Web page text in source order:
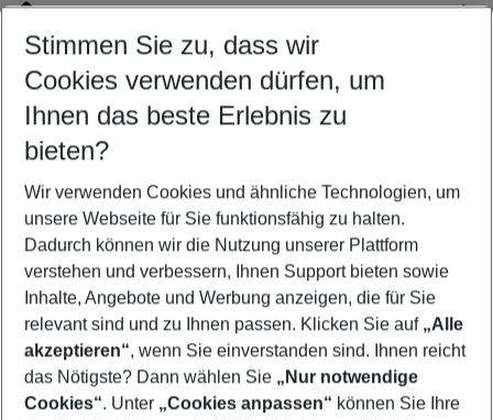
Location
Customize your offer
Find the perfect deal which suits your best
Your departure airport
Any airport
Select your date range
09/08/26–07/08/27 5-8 nights
Who will travel
2 adults No children
Show more filter
Stimmen Sie zu, dass wir
Cookies verwenden dürfen, um
Ihnen das beste Erlebnis zu
bieten?
Wir verwenden Cookies und ähnliche Technologien, um
unsere Webseite für Sie funktionsfähig zu halten.
Dadurch können wir die Nutzung unserer Plattform
verstehen und verbessern, Ihnen Support bieten sowie
Inhalte, Angebote und Werbung anzeigen, die für Sie
relevant sind und zu Ihnen passen. Klicken Sie auf „Alle
akzeptieren“, wenn Sie einverstanden sind. Ihnen reicht
das Nötigste? Dann wählen Sie „Nur notwendige
Cookies“. Unter „Cookies anpassen“ können Sie Ihre